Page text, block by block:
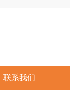
联系我们